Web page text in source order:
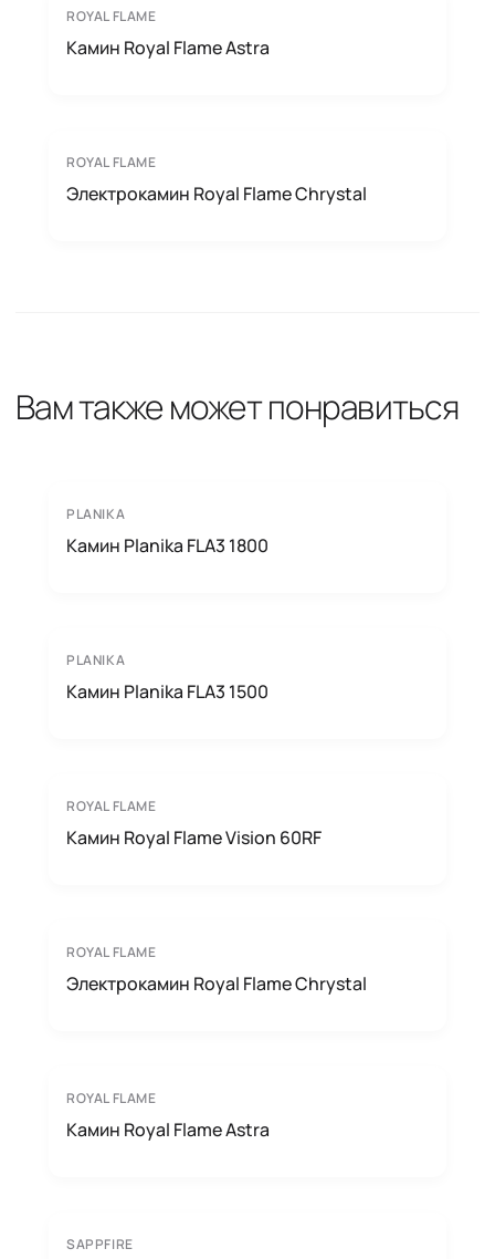
ROYAL FLAME
Камин Royal Flame Astra
ROYAL FLAME
Электрокамин Royal Flame Chrystal
Вам также может понравиться
PLANIKA
Камин Planika FLA3 1800
PLANIKA
Камин Planika FLA3 1500
ROYAL FLAME
Камин Royal Flame Vision 60RF
ROYAL FLAME
Электрокамин Royal Flame Chrystal
ROYAL FLAME
Камин Royal Flame Astra
SAPPFIRE